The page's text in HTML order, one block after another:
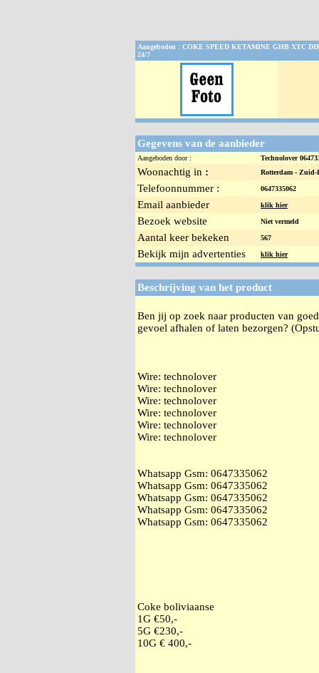
Aangeboden : COKE SPEED KETAMINE GHB XTC
24/7
Gegevens van de aanbieder
Aangeboden door : Technolover
Woonachtig in : Rotterdam - Zuid-
Telefoonnummer : 0647335062
Email aanbieder klik hier
Bezoek website Niet vermeld
Aantal keer bekeken 567
Bekijk mijn advertenties klik hier
Beschrijving van het product
Ben jij op zoek naar producten van
gevoel afhalen of laten bezorgen?
Wire: technolover
Wire: technolover
Wire: technolover
Wire: technolover
Wire: technolover
Wire: technolover
Whatsapp Gsm: ‭0647335062
Whatsapp Gsm: ‭0647335062
Whatsapp Gsm: ‭0647335062
Whatsapp Gsm: ‭0647335062
Whatsapp Gsm: ‭0647335062
Coke boliviaanse
1G €50,-
5G €230,-
10G € 400,-